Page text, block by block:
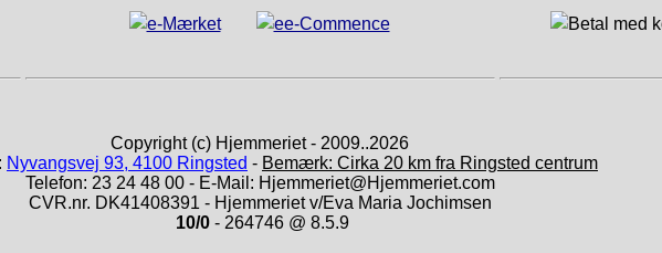
Copyright (c) Hjemmeriet - 2009..2026
Nyvangsvej 93, 4100 Ringsted - Bemærk: Cirka 20 km fra Ringsted centrum
Telefon: 23 24 48 00 - E-Mail: Hjemmeriet@Hjemmeriet.com
CVR.nr. DK41408391 - Hjemmeriet v/Eva Maria Jochimsen
10/0- 264746 @ 8.5.9